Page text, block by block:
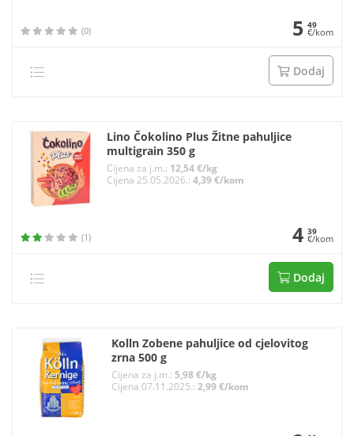
(0) 5 49
€/kom
Dodaj
Lino Čokolino Plus Žitne pahuljice
multigrain 350 g
Cijena za j.m.: 12,54 €/kg
Cijena 25.05.2026.: 4,39 €/kom
(1) 4 39
€/kom
Dodaj
Kolln Zobene pahuljice od cjelovitog
zrna 500 g
Cijena za j.m.: 5,98 €/kg
Cijena 07.11.2025.: 2,99 €/kom